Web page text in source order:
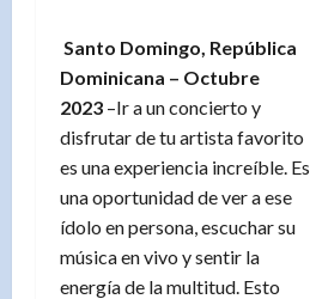
Santo Domingo, República
Dominicana – Octubre
2023 –Ir a un concierto y
disfrutar de tu artista favorito
es una experiencia increíble. Es
una oportunidad de ver a ese
ídolo en persona, escuchar su
música en vivo y sentir la
energía de la multitud. Esto